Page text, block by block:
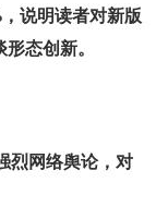
说明读者对新版
态创新。
烈网络舆论，对